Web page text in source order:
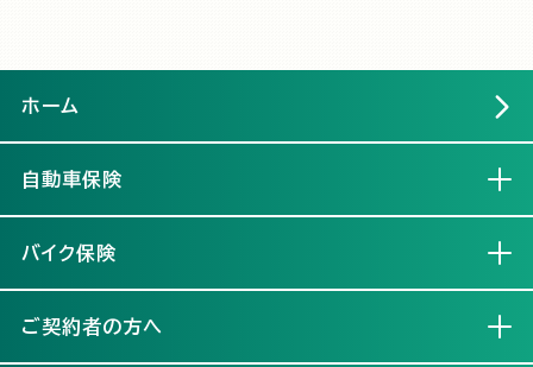
ホーム
自動車保険
バイク保険
ご契約者の方へ